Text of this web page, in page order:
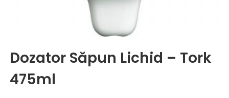
Dozator Săpun Lichid – Tork
475ml